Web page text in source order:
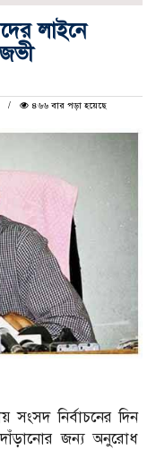
লাইনে
৪৬৬ বার পড়া হয়েছে
নির্বাচনের দিন
জন্য অনুরোধ